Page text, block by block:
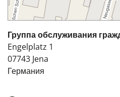
Группа обслуживания
Engelplatz 1
07743 Jena
Германия